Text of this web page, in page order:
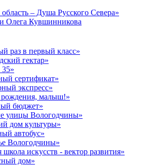
– Душа Русского Севера»
Олега Кувшинникова
раз в первый класс»
гектар»
сертификат»
экспресс»
малыш!»
бюджет»
улицы Вологодчины»
дом культуры»
автобус»
Вологодчины»
искусств - вектор развития»
дом»